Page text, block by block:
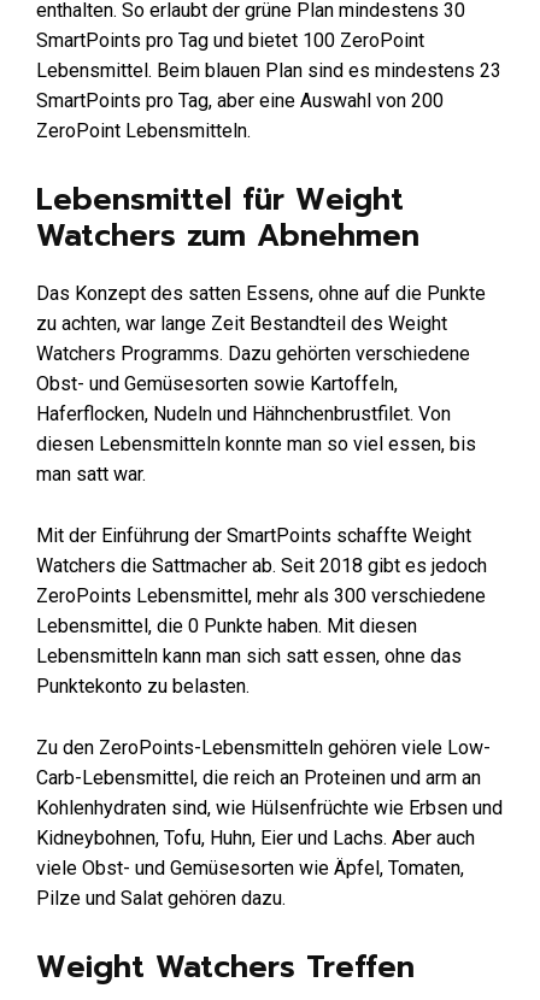
enthalten. So erlaubt der grüne Plan mindestens 30
SmartPoints pro Tag und bietet 100 ZeroPoint
Lebensmittel. Beim blauen Plan sind es mindestens 23
SmartPoints pro Tag, aber eine Auswahl von 200
ZeroPoint Lebensmitteln.
Lebensmittel für Weight
Watchers zum Abnehmen
Das Konzept des satten Essens, ohne auf die Punkte
zu achten, war lange Zeit Bestandteil des Weight
Watchers Programms. Dazu gehörten verschiedene
Obst- und Gemüsesorten sowie Kartoffeln,
Haferflocken, Nudeln und Hähnchenbrustfilet. Von
diesen Lebensmitteln konnte man so viel essen, bis
man satt war.
Mit der Einführung der SmartPoints schaffte Weight
Watchers die Sattmacher ab. Seit 2018 gibt es jedoch
ZeroPoints Lebensmittel, mehr als 300 verschiedene
Lebensmittel, die 0 Punkte haben. Mit diesen
Lebensmitteln kann man sich satt essen, ohne das
Punktekonto zu belasten.
Zu den ZeroPoints-Lebensmitteln gehören viele Low-
Carb-Lebensmittel, die reich an Proteinen und arm an
Kohlenhydraten sind, wie Hülsenfrüchte wie Erbsen und
Kidneybohnen, Tofu, Huhn, Eier und Lachs. Aber auch
viele Obst- und Gemüsesorten wie Äpfel, Tomaten,
Pilze und Salat gehören dazu.
Weight Watchers Treffen